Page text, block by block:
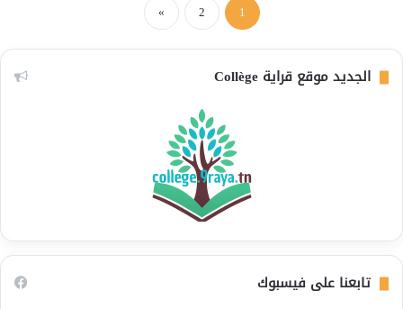
1
2
»
الجديد موقع قراية Collège
تابعنا على فيسبوك